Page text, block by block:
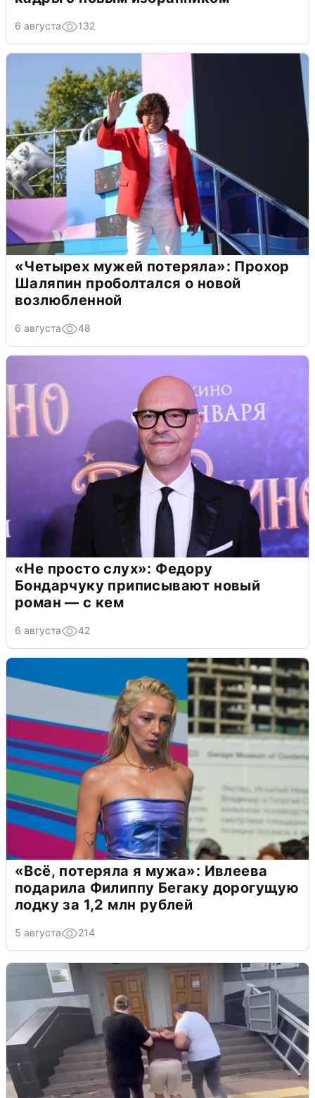
6 августа 132
«Четырех мужей потеряла»: Прохор
Шаляпин проболтался о новой
возлюбленной
6 августа 48
«Не просто слух»: Федору
Бондарчуку приписывают новый
роман — с кем
6 августа 42
«Всё, потеряла я мужа»: Ивлеева
подарила Филиппу Бегаку дорогущую
лодку за 1,2 млн рублей
5 августа 214